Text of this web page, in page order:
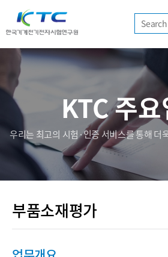
KTC 주
우리는 최고의 시험·인증 서비스를 통해 더
부품소재평가